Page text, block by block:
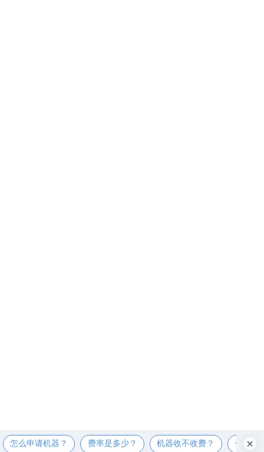
怎么申请机器？ 费率是多少？ 机器收不收费？ 个人可